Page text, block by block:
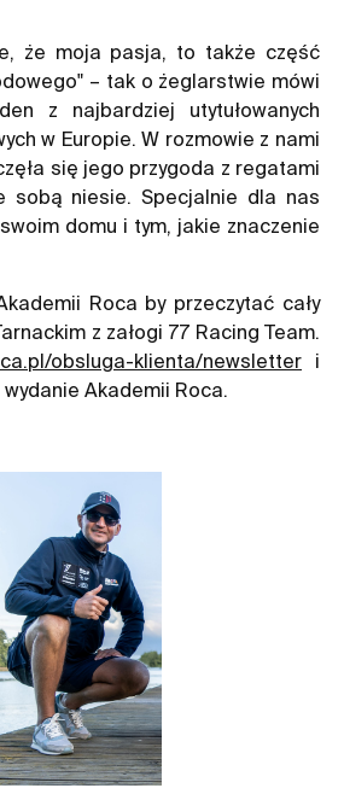
że moja pasja, to także część
– tak o żeglarstwie mówi
z najbardziej utytułowanych
w Europie. W rozmowie z nami
się jego przygoda z regatami
sobą niesie. Specjalnie dla nas
domu i tym, jakie znaczenie
Roca by przeczytać cały
z załogi 77 Racing Team.
obsluga-klienta/newsletter i
Akademii Roca.